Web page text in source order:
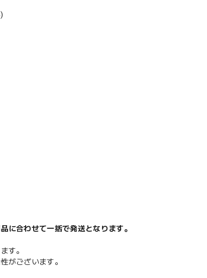
に合わせて一括で発送となります。
す。
がございます。